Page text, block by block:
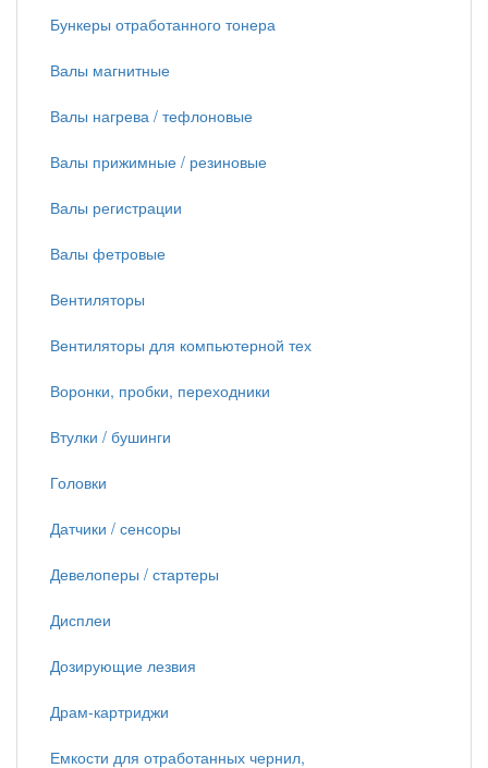
Бункеры отработанного тонера
Валы магнитные
Валы нагрева / тефлоновые
Валы прижимные / резиновые
Валы регистрации
Валы фетровые
Вентиляторы
Вентиляторы для компьютерной тех
Воронки, пробки, переходники
Втулки / бушинги
Головки
Датчики / сенсоры
Девелоперы / стартеры
Дисплеи
Дозирующие лезвия
Драм-картриджи
Емкости для отработанных чернил,